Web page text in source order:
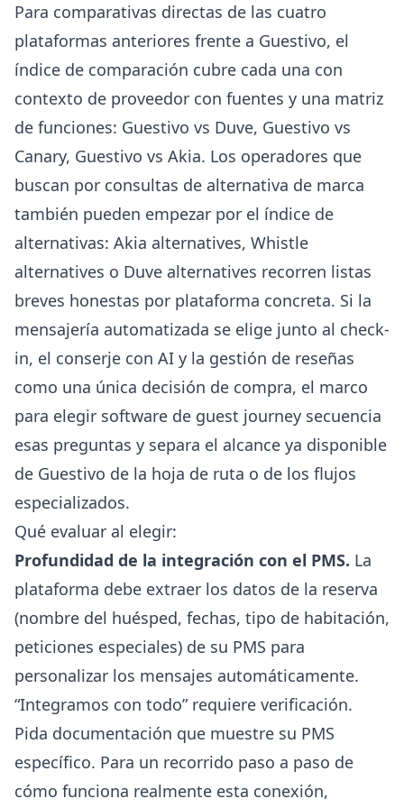
Para comparativas directas de las cuatro
plataformas anteriores frente a Guestivo, el
índice de comparación cubre cada una con
contexto de proveedor con fuentes y una matriz
de funciones: Guestivo vs Duve, Guestivo vs
Canary, Guestivo vs Akia. Los operadores que
buscan por consultas de alternativa de marca
también pueden empezar por el índice de
alternativas: Akia alternatives, Whistle
alternatives o Duve alternatives recorren listas
breves honestas por plataforma concreta. Si la
mensajería automatizada se elige junto al check-
in, el conserje con AI y la gestión de reseñas
como una única decisión de compra, el marco
para elegir software de guest journey secuencia
esas preguntas y separa el alcance ya disponible
de Guestivo de la hoja de ruta o de los flujos
especializados.
Qué evaluar al elegir:
Profundidad de la integración con el PMS. La
plataforma debe extraer los datos de la reserva
(nombre del huésped, fechas, tipo de habitación,
peticiones especiales) de su PMS para
personalizar los mensajes automáticamente.
“Integramos con todo” requiere verificación.
Pida documentación que muestre su PMS
específico. Para un recorrido paso a paso de
cómo funciona realmente esta conexión,